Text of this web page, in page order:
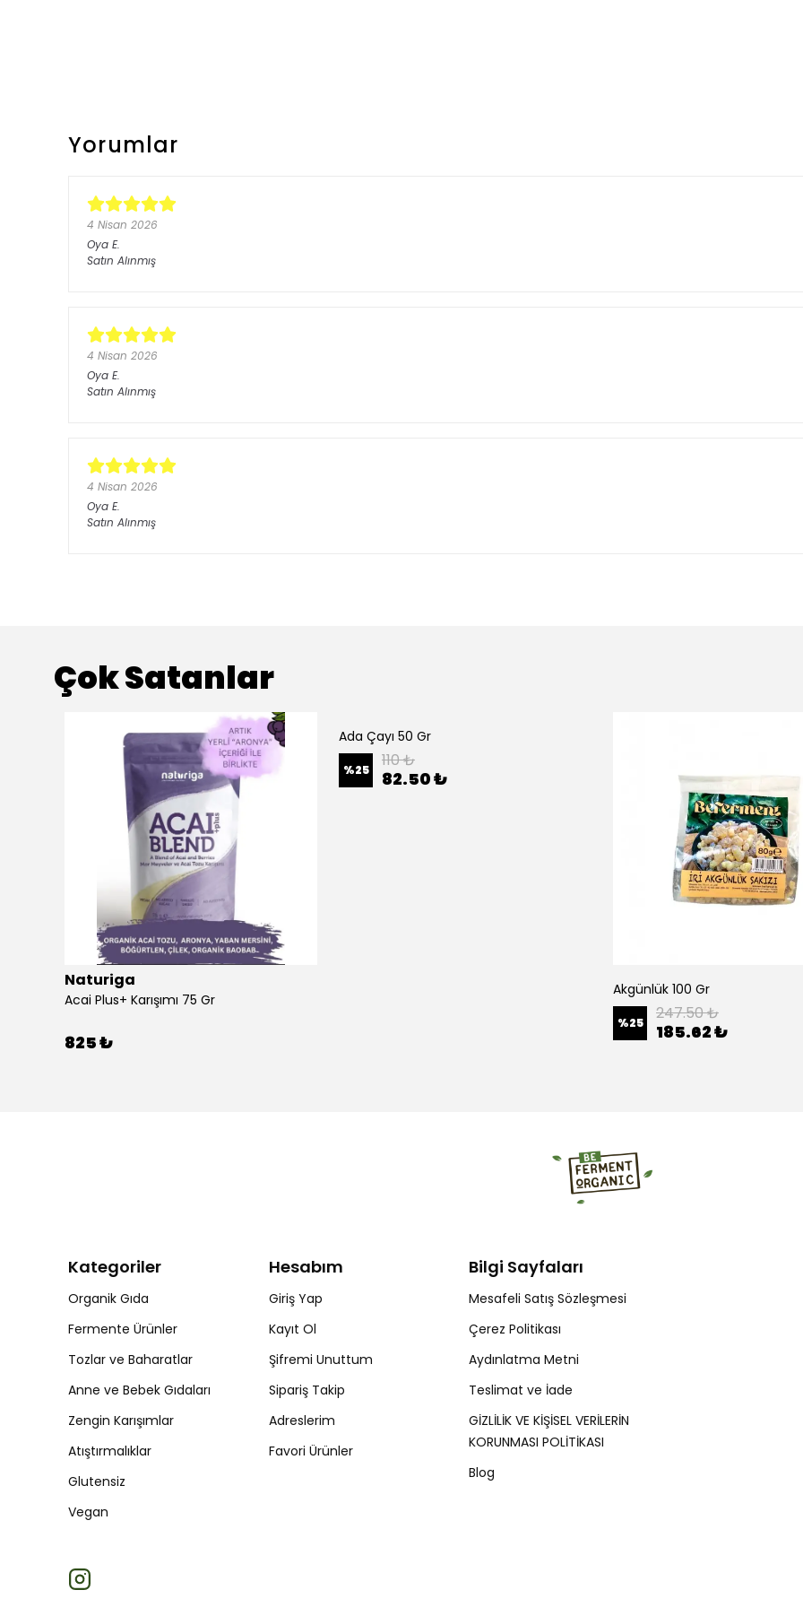
Yorumlar
4 Nisan 2026
Oya E.
Satın Alınmış
4 Nisan 2026
Oya E.
Satın Alınmış
4 Nisan 2026
Oya E.
Satın Alınmış
Çok Satanlar
Naturiga
Acai Plus+ Karışımı 75 Gr
825 ₺
Ada Çayı 50 Gr
%25 110 ₺
82.50 ₺
Akgünlük 100 Gr
%25 247.50 ₺
185.62 ₺
Kategoriler
Organik Gıda
Fermente Ürünler
Tozlar ve Baharatlar
Anne ve Bebek Gıdaları
Zengin Karışımlar
Atıştırmalıklar
Glutensiz
Vegan
Hesabım
Giriş Yap
Kayıt Ol
Şifremi Unuttum
Sipariş Takip
Adreslerim
Favori Ürünler
Bilgi Sayfaları
Mesafeli Satış Sözleşmesi
Çerez Politikası
Aydınlatma Metni
Teslimat ve İade
GİZLİLİK VE KİŞİSEL VERİLERİN
KORUNMASI POLİTİKASI
Blog